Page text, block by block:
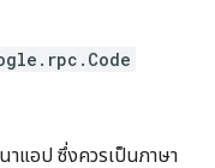
แอป ซึ่งควรเป็นภาษา